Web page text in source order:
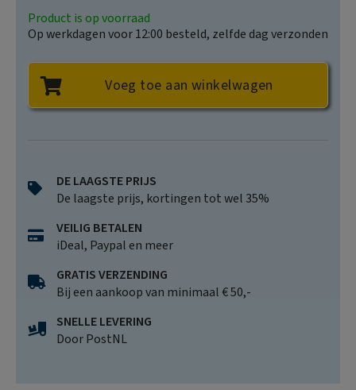
Met Capitool Reisgidsen ben je verzekerd van een reisgids
boordevol informatie, met duidelijke plattegronden,
Capitooltips geniet je van de mooiste uitzichten, maak je
de beste vakantiefoto s en ontdek je de bijzonderste
plekjes. Jouw mooiste reis begint hier!
Neem voor alle bestemmingen een kijkje op capitool.nl.
Product is op voorraad
Op werkdagen voor 12:00 besteld, zelfde dag verzonden
Voeg toe aan winkelwagen
DE LAAGSTE PRIJS
De laagste prijs, kortingen tot wel 35%
VEILIG BETALEN
iDeal, Paypal en meer
GRATIS VERZENDING
Bij een aankoop van minimaal € 50,-
SNELLE LEVERING
Door PostNL